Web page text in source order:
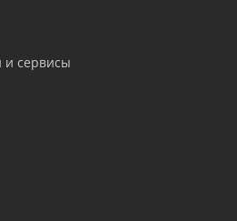
и сервисы